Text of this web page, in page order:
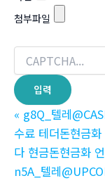
첨부파일
« g8Q_텔레
수료 테더돈현금
다 현금돈현금화
n5A_텔레